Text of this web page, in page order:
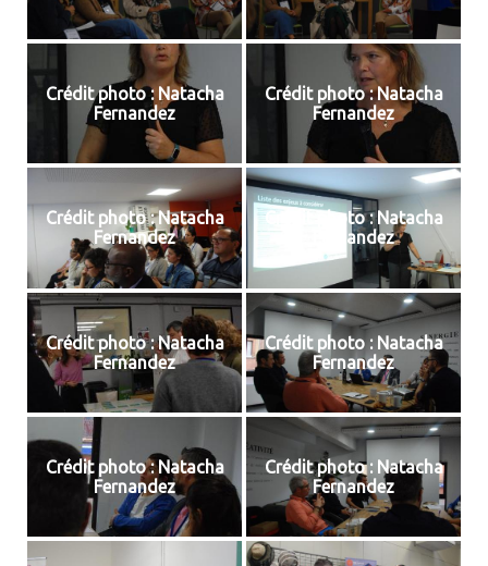
Crédit photo : Natacha
Fernandez
Crédit photo : Natacha
Fernandez
Crédit photo : Natacha
Fernandez
Crédit photo : Natacha
Fernandez
Crédit photo : Natacha
Fernandez
Crédit photo : Natacha
Fernandez
Crédit photo : Natacha
Fernandez
Crédit photo : Natacha
Fernandez